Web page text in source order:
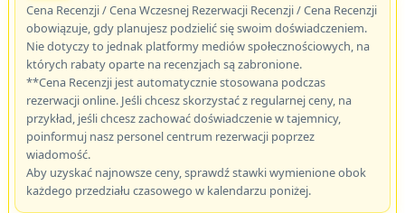
Cena Recenzji / Cena Wczesnej Rezerwacji Recenzji / Cena Recenzji
obowiązuje, gdy planujesz podzielić się swoim doświadczeniem.
Nie dotyczy to jednak platformy mediów społecznościowych, na
których rabaty oparte na recenzjach są zabronione.
**Cena Recenzji jest automatycznie stosowana podczas
rezerwacji online. Jeśli chcesz skorzystać z regularnej ceny, na
przykład, jeśli chcesz zachować doświadczenie w tajemnicy,
poinformuj nasz personel centrum rezerwacji poprzez
wiadomość.
Aby uzyskać najnowsze ceny, sprawdź stawki wymienione obok
każdego przedziału czasowego w kalendarzu poniżej.